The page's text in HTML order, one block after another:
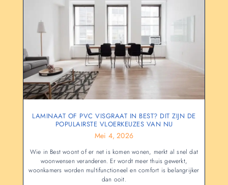
LAMINAAT OF PVC VISGRAAT IN BEST? DIT ZIJN DE
POPULAIRSTE VLOERKEUZES VAN NU
Mei 4, 2026
Wie in Best woont of er net is komen wonen, merkt al snel dat
woonwensen veranderen. Er wordt meer thuis gewerkt,
woonkamers worden multifunctioneel en comfort is belangrijker
dan ooit.